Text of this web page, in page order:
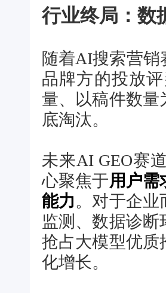
行业终局：数
随着AI搜索营
品牌方的投放
量、以稿件数量
底淘汰。
未来AI GEO赛
心聚焦于用户需
能力。对于企业
监测、数据诊
抢占大模型优质
化增长。